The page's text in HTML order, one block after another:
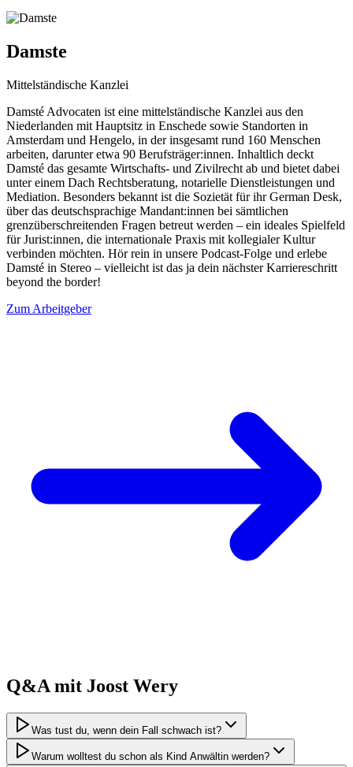
Damste
Mittelständische Kanzlei
Damsté Advocaten ist eine mittelständische Kanzlei aus den
Niederlanden mit Hauptsitz in Enschede sowie Standorten in
Amsterdam und Hengelo, in der insgesamt rund 160 Menschen
arbeiten, darunter etwa 90 Berufsträger:innen. Inhaltlich deckt
Damsté das gesamte Wirtschafts- und Zivilrecht ab und bietet dabei
unter einem Dach Rechtsberatung, notarielle Dienstleistungen und
Mediation. Besonders bekannt ist die Sozietät für ihr German Desk,
über das deutschsprachige Mandant:innen bei sämtlichen
grenzüberschreitenden Fragen betreut werden – ein ideales Spielfeld
für Jurist:innen, die internationale Praxis mit kollegialer Kultur
verbinden möchten. Hör rein in unsere Podcast-Folge und erlebe
Damsté in Stereo – vielleicht ist das ja dein nächster Karriereschritt
beyond the border!
Zum Arbeitgeber
Q&A mit Joost Wery
Was tust du, wenn dein Fall schwach ist?
Warum wolltest du schon als Kind Anwältin werden?